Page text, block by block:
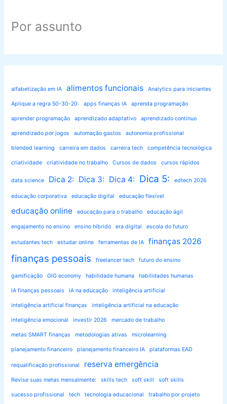
Por assunto
alfabetização em IA alimentos funcionais Analytics para iniciantes
Aplique a regra 50-30-20: apps finanças IA aprenda programação
aprender programação aprendizado adaptativo aprendizado contínuo
aprendizado por jogos automação gastos autonomia profissional
blended learning carreira em dados carreira tech competência tecnológica
criatividade criatividade no trabalho Cursos de dados cursos rápidos
data science Dica 2: Dica 3: Dica 4: Dica 5: edtech 2026
educação corporativa educação digital educação flexível
educação online educação para o trabalho educação ágil
engajamento no ensino ensino híbrido era digital escola do futuro
estudantes tech estudar online ferramentas de IA finanças 2026
finanças pessoais freelancer tech futuro do ensino
gamificação GIG economy habilidade humana habilidades humanas
IA finanças pessoais IA na educação inteligência artificial
inteligência artificial finanças inteligência artificial na educação
inteligência emocional investir 2026 mercado de trabalho
metas SMART finanças metodologias ativas microlearning
planejamento financeiro planejamento financeiro IA plataformas EAD
requalificação profissional reserva emergência
Revise suas metas mensalmente: skills tech soft skill soft skills
sucesso profissional tech tecnologia educacional trabalho por projeto